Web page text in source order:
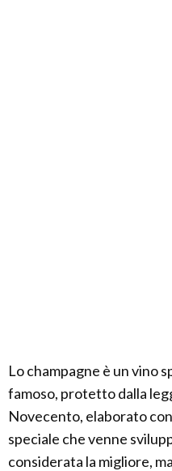
Lo champagne è un vino
famoso, protetto dalla
Novecento, elaborato
speciale che venne
considerata la migliore,